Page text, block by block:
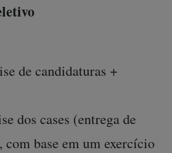
de candidaturas +
dos cases (entrega de
base em um exercício